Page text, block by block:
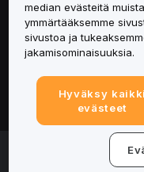
Tuki
Tuotteet
Lakiasiat
© 2025-2026
median evästeitä
ymmärtääksemme
sivustoa ja
jakamisominaisuuksia.
Hyväksy kaikki
evästeet